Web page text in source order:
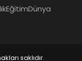
EğitimDünya
saklıdır.